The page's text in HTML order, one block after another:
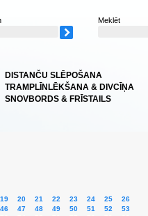
Meklēt
DISTANČU SLĒPOŠANA
TRAMPLĪNLĒKŠANA & DIVCĪŅA
SNOVBORDS & FRĪSTAILS
19 20 21 22 23 24 25
26
46 47 48 49 50 51 52
53